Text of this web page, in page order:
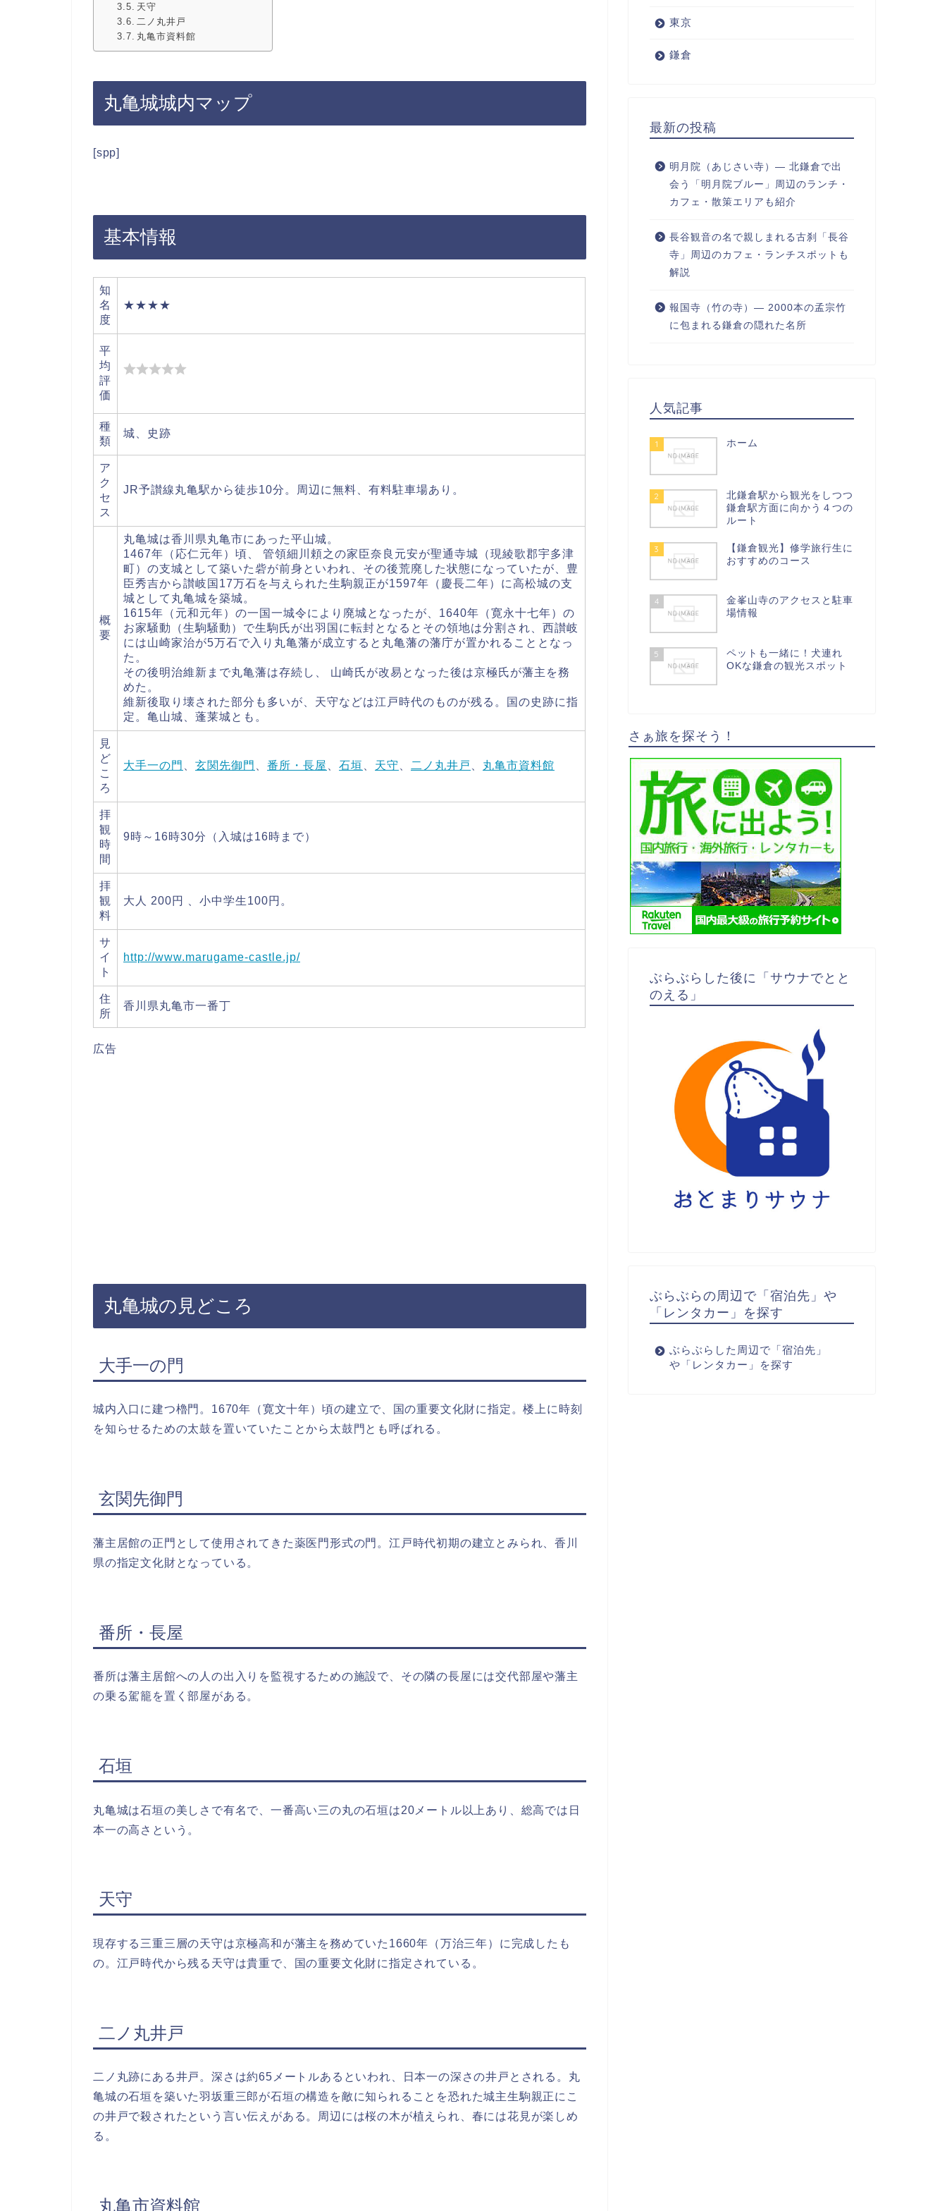
天守
二ノ丸井戸
丸亀市資料館
丸亀城城内マップ
[spp]
基本情報
知
名
度
★★★★
平
均
評
価
種
類
城、史跡
ア
ク
セ
ス
JR予讃線丸亀駅から徒歩10分。周辺に無料、有料駐車場あり。
概
要
丸亀城は香川県丸亀市にあった平山城。
1467年（応仁元年）頃、 管領細川頼之の家臣奈良元安が聖通寺城（現綾歌郡宇多津
町）の支城として築いた砦が前身といわれ、その後荒廃した状態になっていたが、豊
臣秀吉から讃岐国17万石を与えられた生駒親正が1597年（慶長二年）に高松城の支
城として丸亀城を築城。
1615年（元和元年）の一国一城令により廃城となったが、1640年（寛永十七年）の
お家騒動（生駒騒動）で生駒氏が出羽国に転封となるとその領地は分割され、西讃岐
には山崎家治が5万石で入り丸亀藩が成立すると丸亀藩の藩庁が置かれることとなっ
た。
その後明治維新まで丸亀藩は存続し、 山崎氏が改易となった後は京極氏が藩主を務
めた。
維新後取り壊された部分も多いが、天守などは江戸時代のものが残る。国の史跡に指
定。亀山城、蓬莱城とも。
見
ど
こ
ろ
大手一の門 玄関先御門 番所・長屋 石垣 天守 二ノ丸井戸 丸亀市資料館
拝
観
時
間
9時～16時30分（入城は16時まで）
拝
観
料
大人 200円 、小中学生100円。
サ
イ
ト
http://www.marugame-castle.jp/
住
所
香川県丸亀市一番丁
広告
丸亀城の見どころ
大手一の門
城内入口に建つ櫓門。1670年（寛文十年）頃の建立で、国の重要文化財に指定。楼上に時刻
を知らせるための太鼓を置いていたことから太鼓門とも呼ばれる。
玄関先御門
藩主居館の正門として使用されてきた薬医門形式の門。江戸時代初期の建立とみられ、香川
県の指定文化財となっている。
番所・長屋
番所は藩主居館への人の出入りを監視するための施設で、その隣の長屋には交代部屋や藩主
の乗る駕籠を置く部屋がある。
石垣
丸亀城は石垣の美しさで有名で、一番高い三の丸の石垣は20メートル以上あり、総高では日
本一の高さという。
天守
現存する三重三層の天守は京極高和が藩主を務めていた1660年（万治三年）に完成したも
の。江戸時代から残る天守は貴重で、国の重要文化財に指定されている。
二ノ丸井戸
二ノ丸跡にある井戸。深さは約65メートルあるといわれ、日本一の深さの井戸とされる。丸
亀城の石垣を築いた羽坂重三郎が石垣の構造を敵に知られることを恐れた城主生駒親正にこ
の井戸で殺されたという言い伝えがある。周辺には桜の木が植えられ、春には花見が楽しめ
る。
丸亀市資料館
東京
鎌倉
最新の投稿
明月院（あじさい寺）― 北鎌倉で出
会う「明月院ブルー」周辺のランチ・
カフェ・散策エリアも紹介
長谷観音の名で親しまれる古刹「長谷
寺」周辺のカフェ・ランチスポットも
解説
報国寺（竹の寺）― 2000本の孟宗竹
に包まれる鎌倉の隠れた名所
人気記事
1 ホーム
2
北鎌倉駅から観光をしつつ
鎌倉駅方面に向かう４つの
ルート
3
【鎌倉観光】修学旅行生に
おすすめのコース
4
金峯山寺のアクセスと駐車
場情報
5
ペットも一緒に！犬連れ
OKな鎌倉の観光スポット
さぁ旅を探そう！
ぶらぶらした後に「サウナでとと
のえる」
ぶらぶらの周辺で「宿泊先」や
「レンタカー」を探す
ぶらぶらした周辺で「宿泊先」
や「レンタカー」を探す